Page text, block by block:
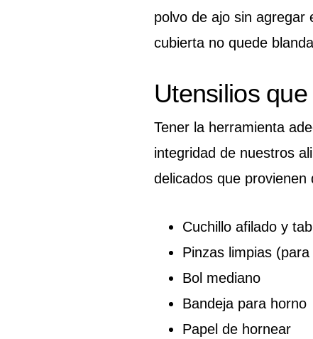
polvo de ajo sin agregar
cubierta no quede
Utensilios
Tener la herramienta
integridad de nuestros
delicados que provienen
Cuchillo afilado y
Pinzas limpias
Bol mediano
Bandeja para horno
Papel de hornear